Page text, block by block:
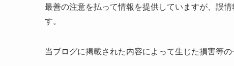
最善の注意を払って情報を提供していますが、誤
す。
当ブログに掲載された内容によって生じた損害等